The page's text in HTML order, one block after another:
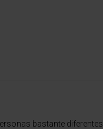
bastante diferentes.